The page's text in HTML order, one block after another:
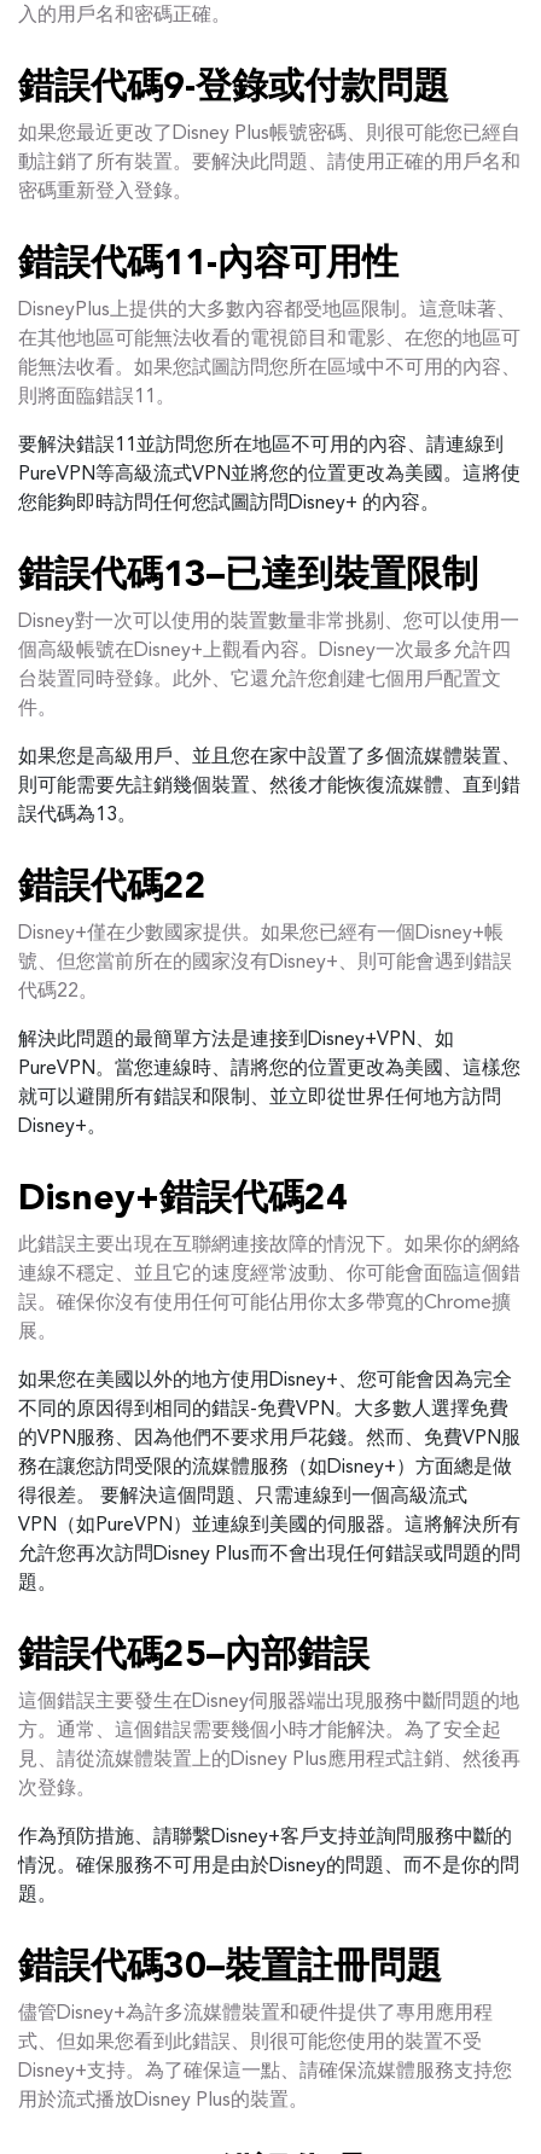
入的用戶名和密碼正確。
錯誤代碼9-登錄或付款問題
如果您最近更改了Disney Plus帳號密碼、則很可能您已經自
動註銷了所有裝置。要解決此問題、請使用正確的用戶名和
密碼重新登入登錄。
錯誤代碼11-內容可用性
DisneyPlus上提供的大多數內容都受地區限制。這意味著、
在其他地區可能無法收看的電視節目和電影、在您的地區可
能無法收看。如果您試圖訪問您所在區域中不可用的內容、
則將面臨錯誤11。
要解決錯誤11並訪問您所在地區不可用的內容、請連線到
PureVPN等高級流式VPN並將您的位置更改為美國。這將使
您能夠即時訪問任何您試圖訪問Disney+ 的內容。
錯誤代碼13–已達到裝置限制
Disney對一次可以使用的裝置數量非常挑剔、您可以使用一
個高級帳號在Disney+上觀看內容。Disney一次最多允許四
台裝置同時登錄。此外、它還允許您創建七個用戶配置文
件。
如果您是高級用戶、並且您在家中設置了多個流媒體裝置、
則可能需要先註銷幾個裝置、然後才能恢復流媒體、直到錯
誤代碼為13。
錯誤代碼22
Disney+僅在少數國家提供。如果您已經有一個Disney+帳
號、但您當前所在的國家沒有Disney+、則可能會遇到錯誤
代碼22。
解決此問題的最簡單方法是連接到Disney+VPN、如
PureVPN。當您連線時、請將您的位置更改為美國、這樣您
就可以避開所有錯誤和限制、並立即從世界任何地方訪問
Disney+。
Disney+錯誤代碼24
此錯誤主要出現在互聯網連接故障的情況下。如果你的網絡
連線不穩定、並且它的速度經常波動、你可能會面臨這個錯
誤。確保你沒有使用任何可能佔用你太多帶寬的Chrome擴
展。
如果您在美國以外的地方使用Disney+、您可能會因為完全
不同的原因得到相同的錯誤-免費VPN。大多數人選擇免費
的VPN服務、因為他們不要求用戶花錢。然而、免費VPN服
務在讓您訪問受限的流媒體服務（如Disney+）方面總是做
得很差。 要解決這個問題、只需連線到一個高級流式
VPN（如PureVPN）並連線到美國的伺服器。這將解決所有
允許您再次訪問Disney Plus而不會出現任何錯誤或問題的問
題。
錯誤代碼25–內部錯誤
這個錯誤主要發生在Disney伺服器端出現服務中斷問題的地
方。通常、這個錯誤需要幾個小時才能解決。為了安全起
見、請從流媒體裝置上的Disney Plus應用程式註銷、然後再
次登錄。
作為預防措施、請聯繫Disney+客戶支持並詢問服務中斷的
情況。確保服務不可用是由於Disney的問題、而不是你的問
題。
錯誤代碼30–裝置註冊問題
儘管Disney+為許多流媒體裝置和硬件提供了專用應用程
式、但如果您看到此錯誤、則很可能您使用的裝置不受
Disney+支持。為了確保這一點、請確保流媒體服務支持您
用於流式播放Disney Plus的裝置。